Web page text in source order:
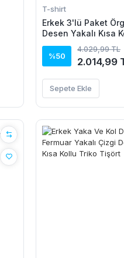
T-shirt
Erkek 3'lü Paket
Desen Yakalı Kısa
Triko Tişört - %100
Akrilik
%50
4.029,99 TL
2.014,99
Sepete Ekle